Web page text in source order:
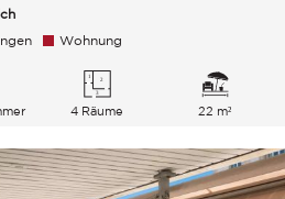
Wohnung
4 Räume 22 m²